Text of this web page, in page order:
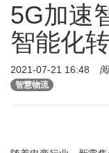
5G加速
智能化
2021-07-21 16:48
智慧物流